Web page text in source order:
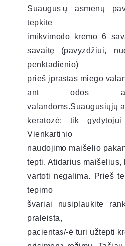
Suaugusių asmenų
tepkite
imikvimodo kremo 6
savaitę (pavyzdžiui,
penktadienio)
prieš įprastas miego
ant odos
valandoms.Suaugusiųjų
keratozė: tik
Vienkartinio
naudojimo maišelio
tepti. Atidarius maišelius,
vartoti negalima. Prieš
tepimo
švariai nusiplaukite
praleista,
pacientas/-ė turi užtepti